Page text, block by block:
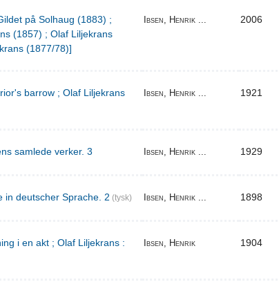
på Solhaug (1883) ;
(1857) ; Olaf Liljekrans
(1877/78)]
Ibsen, Henrik ... 2006
barrow ; Olaf Liljekrans Ibsen, Henrik ... 1921
samlede verker. 3 Ibsen, Henrik ... 1929
in deutscher Sprache. 2 (tysk) Ibsen, Henrik ... 1898
i en akt ; Olaf Liljekrans :
Ibsen, Henrik 1904